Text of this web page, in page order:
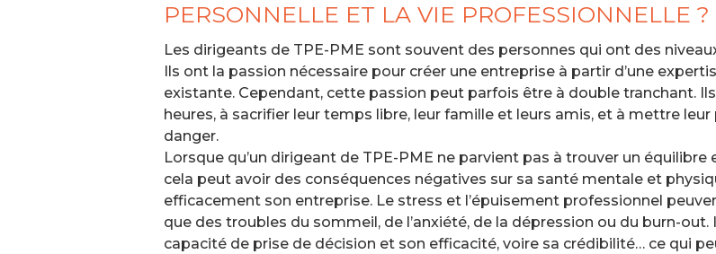
PERSONNELLE ET LA VIE PROFESSIONNELLE ?
Les dirigeants de TPE-PME sont souvent des personnes qui ont des
Ils ont la passion nécessaire pour créer une entreprise à partir d’une
existante. Cependant, cette passion peut parfois être à double tranchant.
heures, à sacrifier leur temps libre, leur famille et leurs amis, et à mettre
danger.
Lorsque qu’un dirigeant de TPE-PME ne parvient pas à trouver un
cela peut avoir des conséquences négatives sur sa santé mentale et
efficacement son entreprise. Le stress et l’épuisement professionnel
que des troubles du sommeil, de l’anxiété, de la dépression ou du burn-
capacité de prise de décision et son efficacité, voire sa crédibilité… ce qui